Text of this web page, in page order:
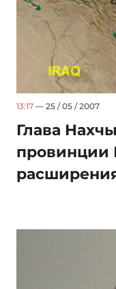
13:17 — 25 / 05 / 2007
Глава
провинции